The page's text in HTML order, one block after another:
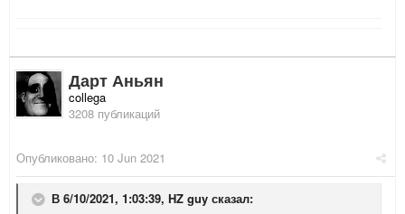
Дарт Аньян
collega
3208 публикаций
Опубликовано: 10 Jun 2021
В 6/10/2021, 1:03:39, HZ guy сказал: